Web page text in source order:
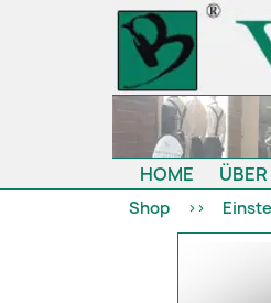
HOME
Shop